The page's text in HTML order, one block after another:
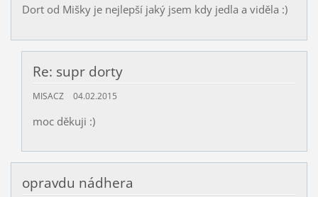
Dort od Mišky je nejlepší jaký jsem kdy jedla a viděla :)
Re: supr dorty
MISACZ 04.02.2015
moc děkuji :)
opravdu nádhera